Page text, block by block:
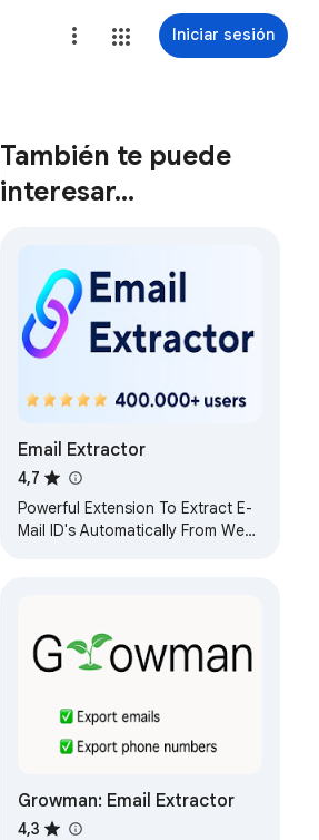
Iniciar sesión
También te puede
interesar…
Email Extractor
4,7
Powerful Extension To Extract E-
Mail ID's Automatically From Web
Growman: Email Extractor
4,3